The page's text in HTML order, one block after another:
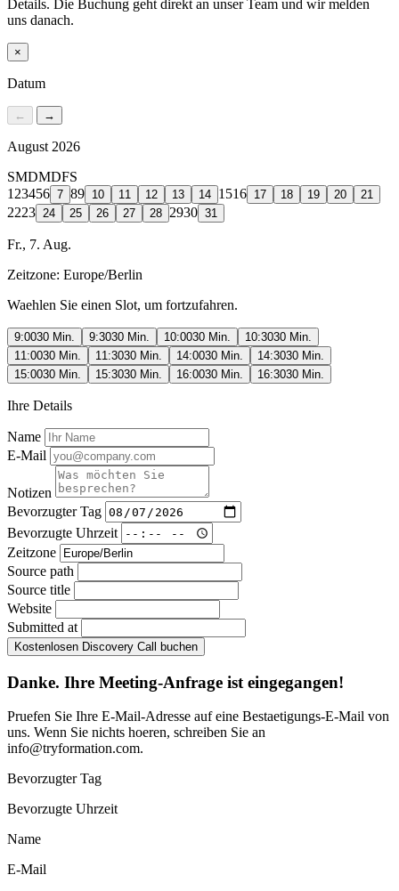
Details. Die Buchung geht direkt an unser Team und wir melden
uns danach.
×
Datum
← →
August 2026
SMDMDFS
1 23456 7 89 10 11 12 13 14 1516 17 18 19 20 21
2223 24 25 26 27 28 2930 31
Fr., 7. Aug.
Zeitzone: Europe/Berlin
Waehlen Sie einen Slot, um fortzufahren.
9:0030 Min. 9:3030 Min. 10:0030 Min. 10:3030 Min.
11:0030 Min. 11:3030 Min. 14:0030 Min. 14:3030 Min.
15:0030 Min. 15:3030 Min. 16:0030 Min. 16:3030 Min.
Ihre Details
Name
E-Mail
Notizen
Bevorzugter Tag
Bevorzugte Uhrzeit
Zeitzone
Source path
Source title
Website
Submitted at
Kostenlosen Discovery Call buchen
Danke. Ihre Meeting-Anfrage ist eingegangen!
Pruefen Sie Ihre E-Mail-Adresse auf eine Bestaetigungs-E-Mail von
uns. Wenn Sie nichts hoeren, schreiben Sie an
info@tryformation.com.
Bevorzugter Tag
Bevorzugte Uhrzeit
Name
E-Mail